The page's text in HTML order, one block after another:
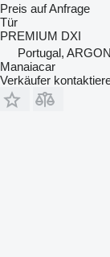
Preis auf Anfrage
Tür
PREMIUM DXI
Portugal,
Manaiacar
Verkäufer